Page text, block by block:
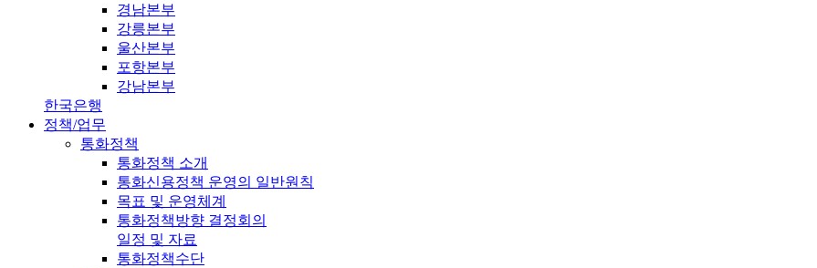
경남본부
강릉본부
울산본부
포항본부
강남본부
한국은행
정책/업무
통화정책
통화정책 소개
통화신용정책 운영의 일반원칙
목표 및 운영체계
통화정책방향 결정회의
일정 및 자료
통화정책수단